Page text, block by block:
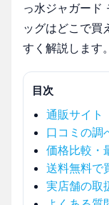
っ水ジャガード
ッグはどこで買
すく解説します。
目次
通販サイト
口コミの調
価格比較・
送料無料で
実店舗の取